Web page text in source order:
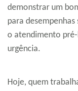
demonstrar um
para
o atendimento
urgência.
Hoje, quem